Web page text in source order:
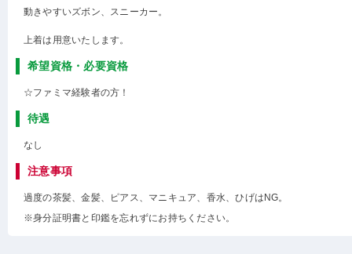
動きやすいズボン、スニーカー。
上着は用意いたします。
希望資格・必要資格
☆ファミマ経験者の方！
待遇
なし
注意事項
過度の茶髪、金髪、ピアス、マニキュア、香水、ひげはNG。
※身分証明書と印鑑を忘れずにお持ちください。